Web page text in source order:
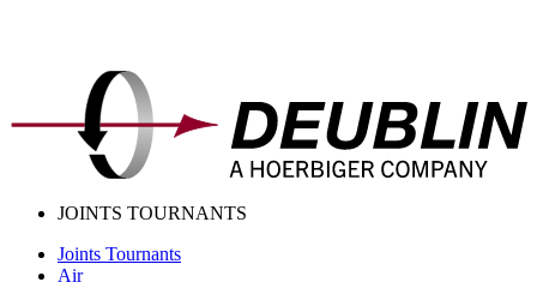
JOINTS TOURNANTS
Joints Tournants
Air